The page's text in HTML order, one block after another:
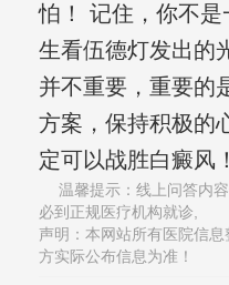
怕！ 记住，你不
生看伍德灯发出的
并不重要，重要的
方案，保持积极的
定可以战胜白癜风！
温馨提示：线上问答内
必到正规医疗机构就诊,
声明：本网站所有医院信
方实际公布信息为准！